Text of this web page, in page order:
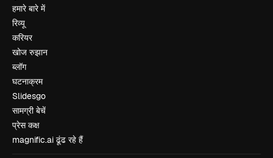
हमारे बारे में
रिव्यू
करियर
खोज रुझान
ब्लॉग
घटनाक्रम
Slidesgo
सामग्री बेचें
प्रेस कक्ष
magnific.ai ढूंढ रहे हैं